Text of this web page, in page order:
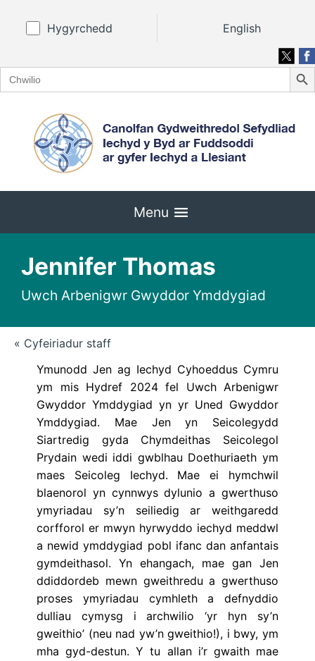
Hygyrchedd English
Search
for:
Menu
Jennifer Thomas
Uwch Arbenigwr Gwyddor Ymddygiad
« Cyfeiriadur staff
Ymunodd Jen ag Iechyd Cyhoeddus Cymru
ym mis Hydref 2024 fel Uwch Arbenigwr
Gwyddor Ymddygiad yn yr Uned Gwyddor
Ymddygiad. Mae Jen yn Seicolegydd
Siartredig gyda Chymdeithas Seicolegol
Prydain wedi iddi gwblhau Doethuriaeth ym
maes Seicoleg Iechyd. Mae ei hymchwil
blaenorol yn cynnwys dylunio a gwerthuso
ymyriadau sy’n seiliedig ar weithgaredd
corfforol er mwyn hyrwyddo iechyd meddwl
a newid ymddygiad pobl ifanc dan anfantais
gymdeithasol. Yn ehangach, mae gan Jen
ddiddordeb mewn gweithredu a gwerthuso
proses ymyriadau cymhleth a defnyddio
dulliau cymysg i archwilio ‘yr hyn sy’n
gweithio’ (neu nad yw’n gweithio!), i bwy, ym
mha gyd-destun. Y tu allan i’r gwaith mae